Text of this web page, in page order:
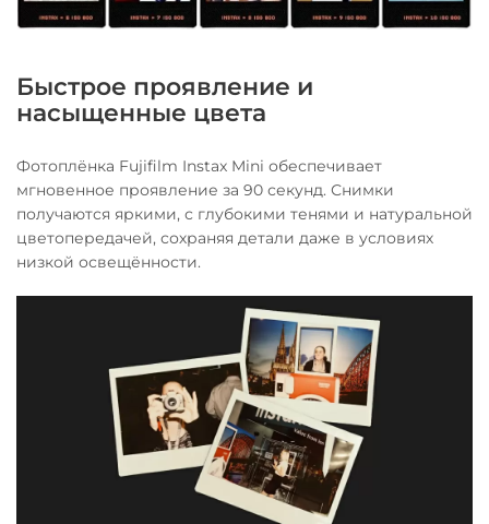
Быстрое проявление и
насыщенные цвета
Фотоплёнка Fujifilm Instax Mini обеспечивает
мгновенное проявление за 90 секунд. Снимки
получаются яркими, с глубокими тенями и натуральной
цветопередачей, сохраняя детали даже в условиях
низкой освещённости.